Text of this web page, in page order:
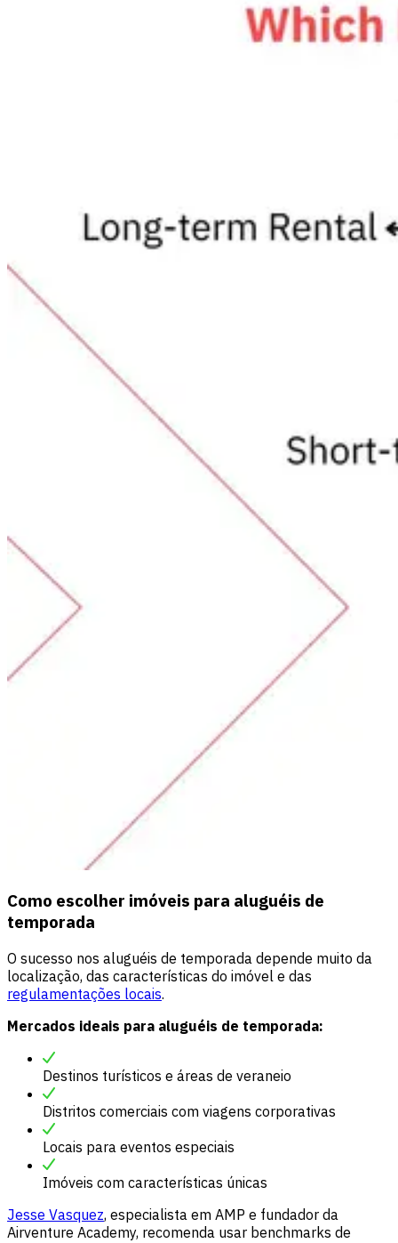
Como escolher imóveis para aluguéis de
temporada
O sucesso nos aluguéis de temporada depende muito da
localização, das características do imóvel e das
regulamentações locais.
Mercados ideais para aluguéis de temporada:
Destinos turísticos e áreas de veraneio
Distritos comerciais com viagens corporativas
Locais para eventos especiais
Imóveis com características únicas
Jesse Vasquez, especialista em AMP e fundador da
Airventure Academy, recomenda usar benchmarks de